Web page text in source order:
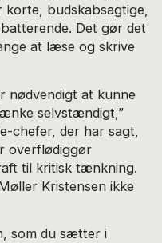
budskabsagtige,
Det gør det
at læse og skrive
nødvendigt at kunne
selvstændigt,”
chefer, der har sagt,
overflødiggør
til kritisk tænkning.
Kristensen ikke
som du sætter i